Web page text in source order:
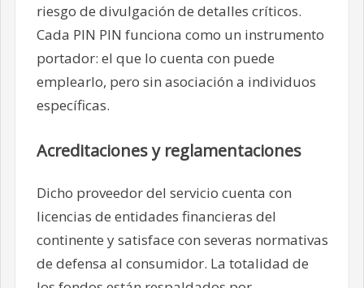
riesgo de divulgación de detalles críticos.
Cada PIN PIN funciona como un instrumento
portador: el que lo cuenta con puede
emplearlo, pero sin asociación a individuos
específicas.
Acreditaciones y reglamentaciones
Dicho proveedor del servicio cuenta con
licencias de entidades financieras del
continente y satisface con severas normativas
de defensa al consumidor. La totalidad de